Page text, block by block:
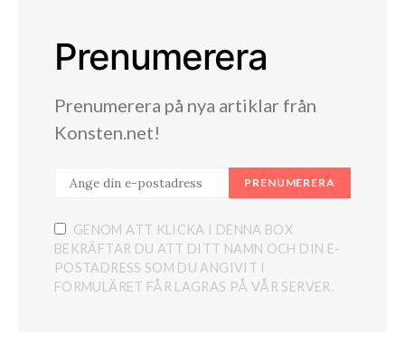
Prenumerera
Prenumerera på nya artiklar från
Konsten.net!
PRENUMERERA
GENOM ATT KLICKA I DENNA BOX
BEKRÄFTAR DU ATT DITT NAMN OCH DIN E-
POSTADRESS SOM DU ANGIVIT I
FORMULÄRET FÅR LAGRAS PÅ VÅR SERVER.